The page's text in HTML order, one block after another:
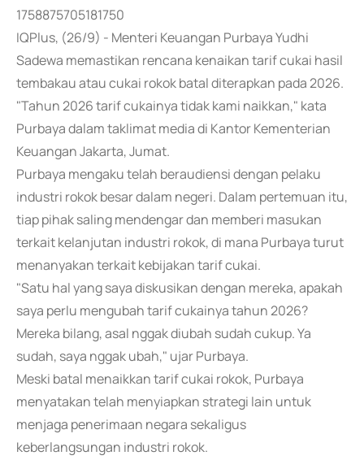
1758875705181750
IQPlus, (26/9) - Menteri Keuangan Purbaya Yudhi
Sadewa memastikan rencana kenaikan tarif cukai hasil
tembakau atau cukai rokok batal diterapkan pada 2026.
"Tahun 2026 tarif cukainya tidak kami naikkan," kata
Purbaya dalam taklimat media di Kantor Kementerian
Keuangan Jakarta, Jumat.
Purbaya mengaku telah beraudiensi dengan pelaku
industri rokok besar dalam negeri. Dalam pertemuan itu,
tiap pihak saling mendengar dan memberi masukan
terkait kelanjutan industri rokok, di mana Purbaya turut
menanyakan terkait kebijakan tarif cukai.
"Satu hal yang saya diskusikan dengan mereka, apakah
saya perlu mengubah tarif cukainya tahun 2026?
Mereka bilang, asal nggak diubah sudah cukup. Ya
sudah, saya nggak ubah," ujar Purbaya.
Meski batal menaikkan tarif cukai rokok, Purbaya
menyatakan telah menyiapkan strategi lain untuk
menjaga penerimaan negara sekaligus
keberlangsungan industri rokok.